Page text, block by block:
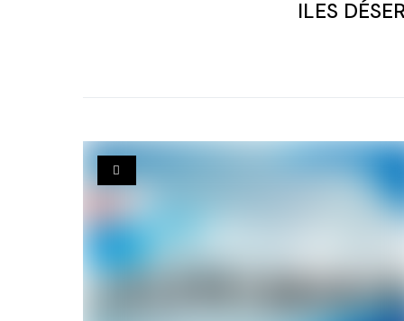
ILES